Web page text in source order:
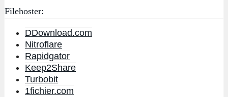
Filehoster:
DDownload.com
Nitroflare
Rapidgator
Keep2Share
Turbobit
1fichier.com